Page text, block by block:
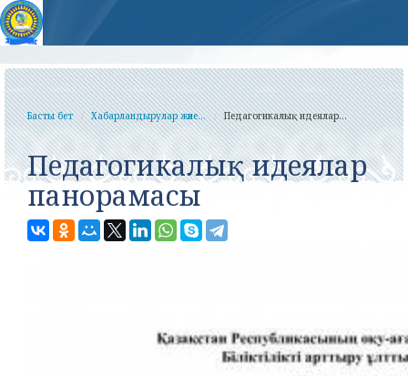
Басты бет Хабарландырулар және... Педагогикалық идеялар...
Педагогикалық идеялар
панорамасы